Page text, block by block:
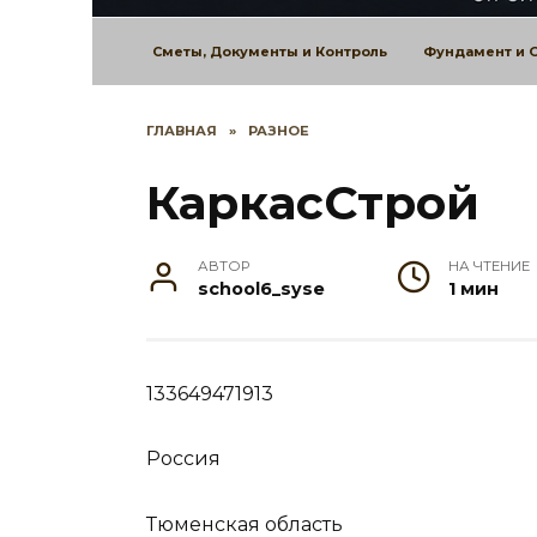
Сметы, Документы и Контроль Фундамент и
ГЛАВНАЯ » РАЗНОЕ
КаркасСтрой
АВТОР
school6_syse
НА ЧТЕНИЕ
1 мин
133649471913
Россия
Тюменская область